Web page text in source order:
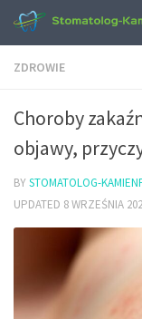
ZDROWIE
Choroby
objawy,
BYSTOMATOLOG-
UPDATED 8 WRZEŚNIA